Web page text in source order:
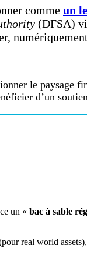
comme un
(DFSA)
le paysage
d’un
un « bac à sable
real world